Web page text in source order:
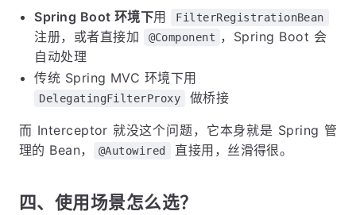
Spring Boot 环境下用 FilterRegistrationBean
注册，或者直接加 @Component ，Spring Boot 会
自动处理
传统 Spring MVC 环境下用
DelegatingFilterProxy 做桥接
而 Interceptor 就没这个问题，它本身就是 Spring 管
理的 Bean，
@Autowired 直接用，丝滑得很。
四、使用场景怎么选？